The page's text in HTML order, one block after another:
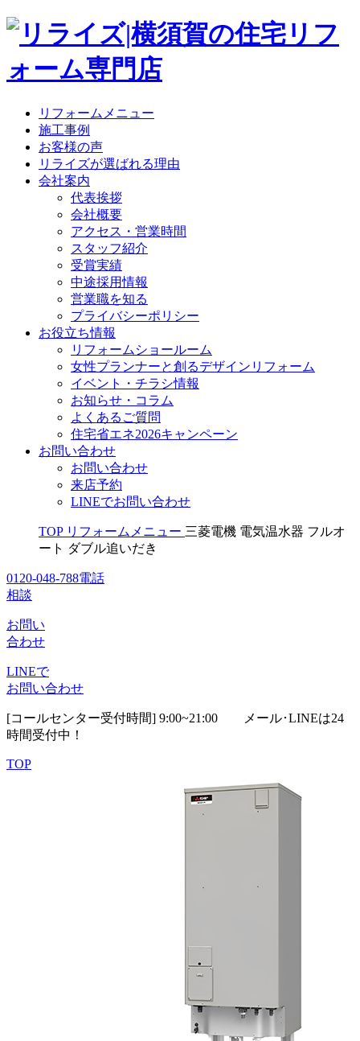
リフォームメニュー
施工事例
お客様の声
リライズが選ばれる理由
会社案内
代表挨拶
会社概要
アクセス・営業時間
スタッフ紹介
受賞実績
中途採用情報
営業職を知る
プライバシーポリシー
お役立ち情報
リフォームショールーム
女性プランナーと創るデザインリフォーム
イベント・チラシ情報
お知らせ・コラム
よくあるご質問
住宅省エネ2026キャンペーン
お問い合わせ
お問い合わせ
来店予約
LINEでお問い合わせ
TOP リフォームメニュー 三菱電機 電気温水器 フルオ
ート ダブル追いだき
0120-048-788電話
相談
お問い
合わせ
LINEで
お問い合わせ
[コールセンター受付時間] 9:00~21:00 メール･LINEは24
時間受付中！
TOP